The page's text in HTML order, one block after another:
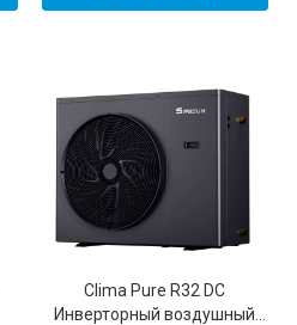
постоянного тока 20 кВт 22
Clima Pure R32 DC
Инверторный воздушный